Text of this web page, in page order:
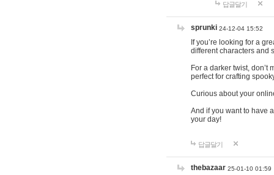
답글달기
sprunki 24-12-04 15:52
If you’re looking for a
different characters and
For a darker twist, don’t
perfect for crafting
Curious about your
And if you want to have
your day!
답글달기
thebazaar 25-01-10 01:59